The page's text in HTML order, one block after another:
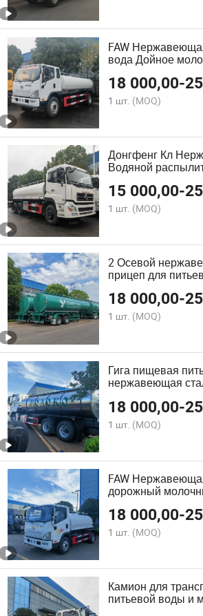
FAW
вода Дойное
водяная
машина
18 000,00-
1 шт. (MOQ)
Донгфенг Кл
Водяной
Поливочный
15 000,00-
1 шт. (MOQ)
2 Осевой
прицеп для
18 000,00-
1 шт. (MOQ)
Гига пищевая
нержавеющая
18 000,00-
1 шт. (MOQ)
FAW
дорожный
18 000,00-
1 шт. (MOQ)
Камион для
питьевой воды и
нержавеющей